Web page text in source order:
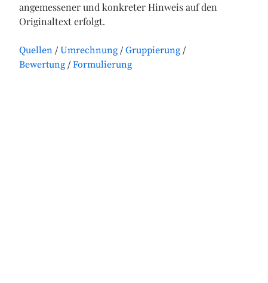
angemessener und konkreter Hinweis auf den
Originaltext erfolgt.
Quellen Umrechnung
Gruppierung
Bewertung
Formulierung